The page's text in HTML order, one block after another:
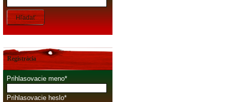
Hľadať
Registrácia
Prihlasovacie meno
Prihlasovacie heslo